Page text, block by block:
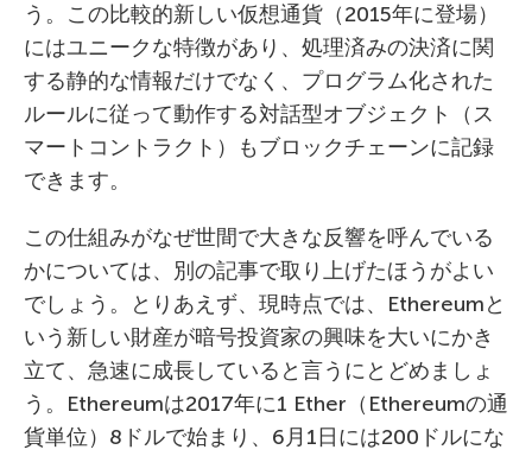
う。この比較的新しい仮想通貨（2015年に登場）
にはユニークな特徴があり、処理済みの決済に関
する静的な情報だけでなく、プログラム化された
ルールに従って動作する対話型オブジェクト（ス
マートコントラクト）もブロックチェーンに記録
できます。
この仕組みがなぜ世間で大きな反響を呼んでいる
かについては、別の記事で取り上げたほうがよい
でしょう。とりあえず、現時点では、Ethereumと
いう新しい財産が暗号投資家の興味を大いにかき
立て、急速に成長していると言うにとどめましょ
う。Ethereumは2017年に1 Ether（Ethereumの通
貨単位）8ドルで始まり、6月1日には200ドルにな